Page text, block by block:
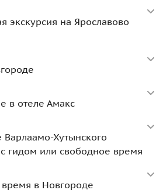
экскурсия на Ярославово
в отеле Амакс
Хутынского
гидом или свободное время
в Новгороде